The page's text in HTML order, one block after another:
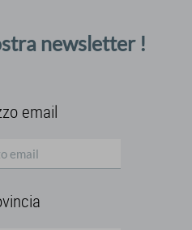
newsletter !
email